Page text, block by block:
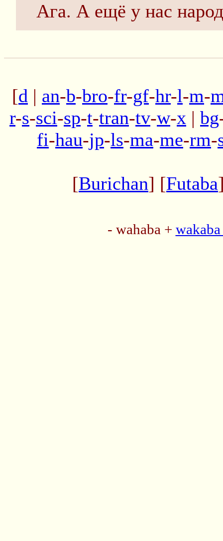
Ага. А ещё у нас
[d | an-b-bro-fr-gf-hr-l-m-
r-s-sci-sp-t-tran-tv-w-x | bg
fi-hau-jp-ls-ma-me-rm-
[Burichan] [Futaba
- wahaba +